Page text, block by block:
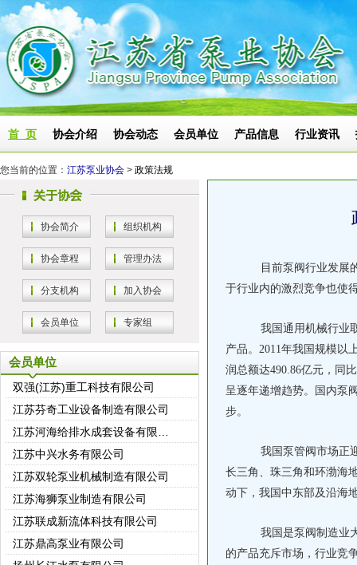
首 页 协会介绍 协会动态 会员单位 产品信息 行业资讯
您当前的位置： 江苏泵业协会 > 政策法规
协会简介 组织机构
协会章程 管理办法
分支机构 加入协会
会员单位 专家组
会员单位
双强(江苏)重工科技有限公司
江苏芬奇工业设备制造有限公司
江苏河海给排水成套设备有限公司
江苏中兴水务有限公司
江苏双轮泵业机械制造有限公司
江苏海狮泵业制造有限公司
江苏联成新流体科技有限公司
江苏鼎高泵业有限公司
扬州长江水泵有限公司
目前泵阀行业发展
于行业内的激烈竞争也使
我国通用机械行业
产品。2011年我国规模以
润总额达490.86亿元，同
呈逐年递增趋势。国内泵
步。
我国泵管阀市场正
长三角、珠三角和环渤海
动下，我国中东部及沿海
我国是泵阀制造业
的产品充斥市场，行业竞